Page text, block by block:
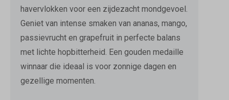
havervlokken voor een zijdezacht mondgevoel.
Geniet van intense smaken van ananas, mango,
passievrucht en grapefruit in perfecte balans
met lichte hopbitterheid. Een gouden medaille
winnaar die ideaal is voor zonnige dagen en
gezellige momenten.